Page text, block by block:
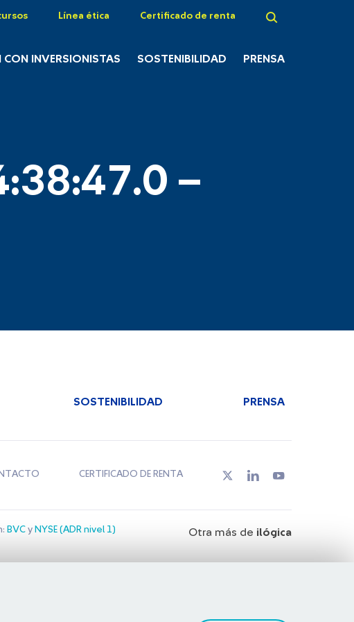
Línea ética Certificado de renta
CON INVERSIONISTAS SOSTENIBILIDAD PRENSA
–
SOSTENIBILIDAD PRENSA
CERTIFICADO DE RENTA
BVCy NYSE (ADR nivel 1) Otra más de ilógica